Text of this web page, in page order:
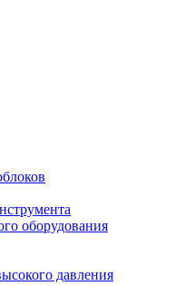
оборудования
давления